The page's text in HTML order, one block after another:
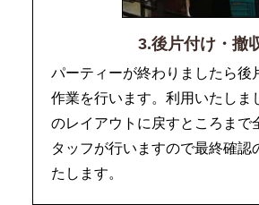
3.後片付け・撤
パーティーが終わりましたら後
作業を行います。利用いたしま
のレイアウトに戻すところまで
タッフが行いますので最終確認
たします。